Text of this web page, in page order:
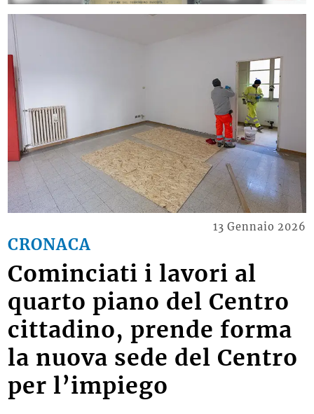
CRONACA
13 Gennaio 2026
Cominciati i lavori al
quarto piano del Centro
cittadino, prende forma
la nuova sede del Centro
per l’impiego